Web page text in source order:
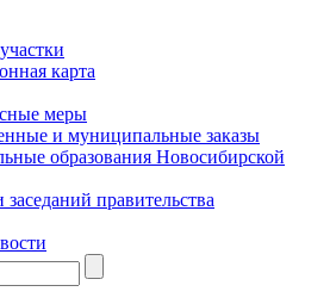
карта
меры
и муниципальные заказы
образования Новосибирской
правительства